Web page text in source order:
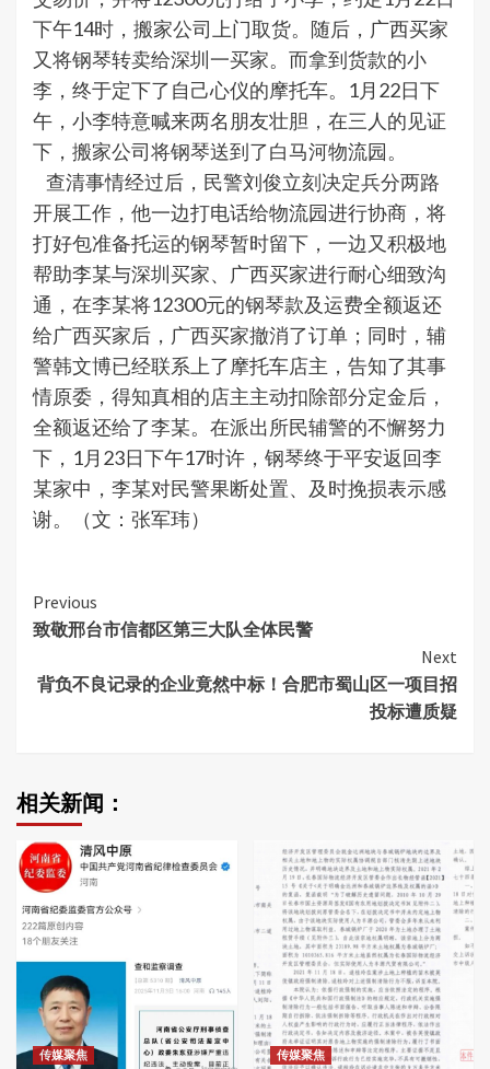
下午14时，搬家公司上门取货。随后，广西买家
又将钢琴转卖给深圳一买家。而拿到货款的小
李，终于定下了自己心仪的摩托车。1月22日下
午，小李特意喊来两名朋友壮胆，在三人的见证
下，搬家公司将钢琴送到了白马河物流园。
查清事情经过后，民警刘俊立刻决定兵分两路
开展工作，他一边打电话给物流园进行协商，将
打好包准备托运的钢琴暂时留下，一边又积极地
帮助李某与深圳买家、广西买家进行耐心细致沟
通，在李某将12300元的钢琴款及运费全额返还
给广西买家后，广西买家撤消了订单；同时，辅
警韩文博已经联系上了摩托车店主，告知了其事
情原委，得知真相的店主主动扣除部分定金后，
全额返还给了李某。在派出所民辅警的不懈努力
下，1月23日下午17时许，钢琴终于平安返回李
某家中，李某对民警果断处置、及时挽损表示感
谢。（文：张军玮）
Continue
Reading
Previous
致敬邢台市信都区第三大队全体民警
Next
背负不良记录的企业竟然中标！合肥市蜀山区一项目招
投标遭质疑
相关新闻：
传媒聚焦 传媒聚焦